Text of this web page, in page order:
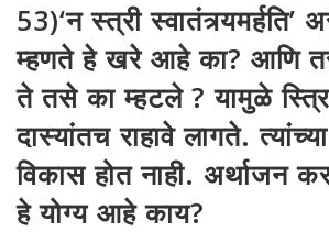
53)‘न स्त्री स्वातंत्र्यमर्हति’
म्हणते हे खरे आहे का? आणि
ते तसे का म्हटले ? यामुळे
दास्यांतच राहावे लागते.
विकास होत नाही. अर्थाजन
हे योग्य आहे काय?